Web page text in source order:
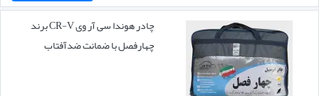
چادر هوندا سی آر وی CR-V برند
چهارفصل با ضمانت ضدآفتاب